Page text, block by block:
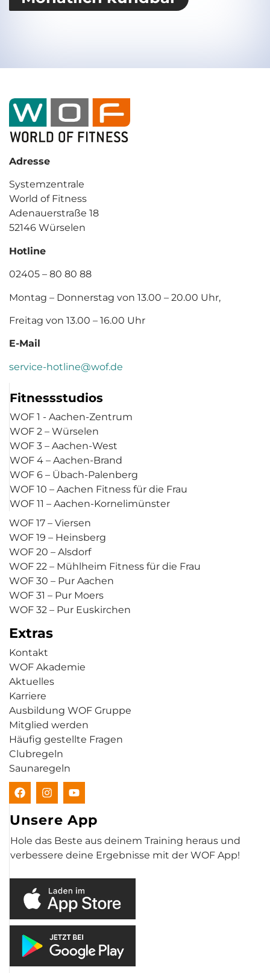
Adresse
Systemzentrale
World of Fitness
Adenauerstraße 18
52146 Würselen
Hotline
02405 – 80 80 88
Montag – Donnerstag von 13.00 – 20.00 Uhr,
Freitag von 13.00 – 16.00 Uhr
E-Mail
service-hotline@wof.de
Fitnessstudios
WOF 1 - Aachen-Zentrum
WOF 2 – Würselen
WOF 3 – Aachen-West
WOF 4 – Aachen-Brand
WOF 6 – Übach-Palenberg
WOF 10 – Aachen Fitness für die Frau
WOF 11 – Aachen-Kornelimünster
WOF 17 – Viersen
WOF 19 – Heinsberg
WOF 20 – Alsdorf
WOF 22 – Mühlheim Fitness für die Frau
WOF 30 – Pur Aachen
WOF 31 – Pur Moers
WOF 32 – Pur Euskirchen
Extras
Kontakt
WOF Akademie
Aktuelles
Karriere
Ausbildung WOF Gruppe
Mitglied werden
Häufig gestellte Fragen
Clubregeln
Saunaregeln
Unsere App
Hole das Beste aus deinem Training heraus und
verbessere deine Ergebnisse mit der WOF App!